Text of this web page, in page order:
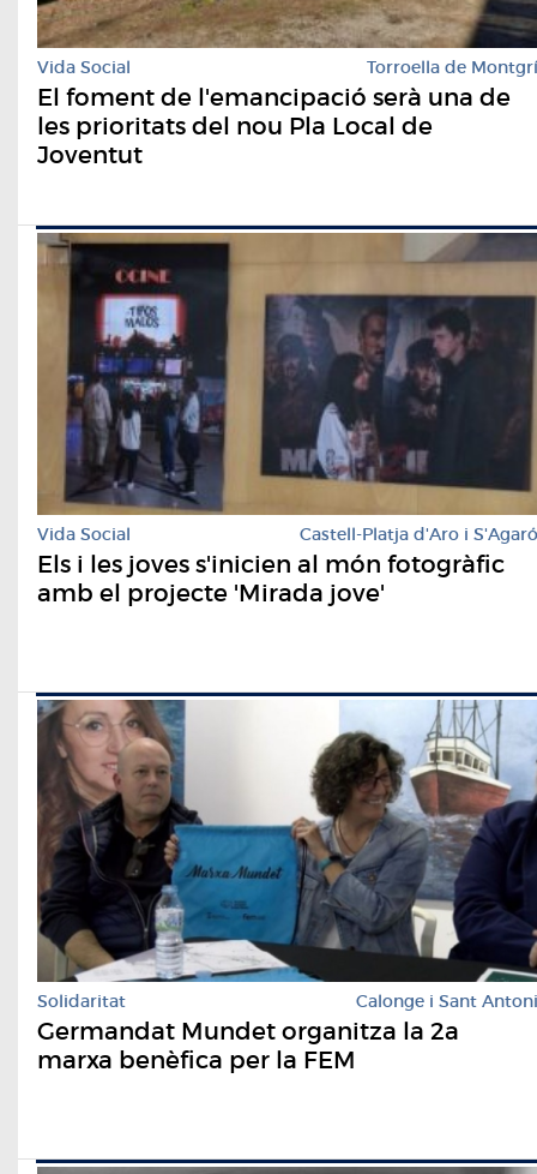
Vida Social Torroella de Montgrí
El foment de l'emancipació serà una de
les prioritats del nou Pla Local de
Joventut
Vida Social Castell-Platja d'Aro i S'Agaró
Els i les joves s'inicien al món fotogràfic
amb el projecte 'Mirada jove'
Solidaritat Calonge i Sant Antoni
Germandat Mundet organitza la 2a
marxa benèfica per la FEM